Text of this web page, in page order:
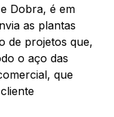
Dobra, é em
as plantas
de projetos que,
o aço das
que